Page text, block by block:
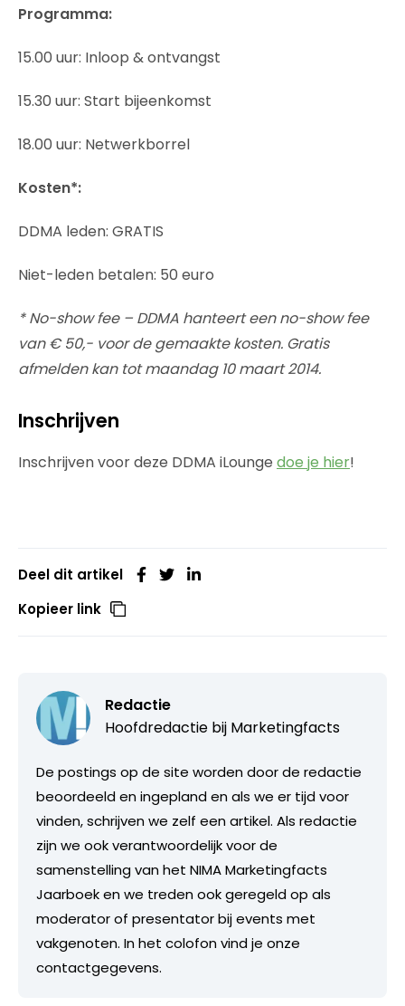
Programma:
15.00 uur: Inloop & ontvangst
15.30 uur: Start bijeenkomst
18.00 uur: Netwerkborrel
Kosten*:
DDMA leden: GRATIS
Niet-leden betalen: 50 euro
* No-show fee – DDMA hanteert een no-show fee
van € 50,- voor de gemaakte kosten. Gratis
afmelden kan tot maandag 10 maart 2014.
Inschrijven
Inschrijven voor deze DDMA iLounge doe je hier!
Deel dit artikel
Kopieer link
Redactie
Hoofdredactie bij Marketingfacts
De postings op de site worden door de redactie
beoordeeld en ingepland en als we er tijd voor
vinden, schrijven we zelf een artikel. Als redactie
zijn we ook verantwoordelijk voor de
samenstelling van het NIMA Marketingfacts
Jaarboek en we treden ook geregeld op als
moderator of presentator bij events met
vakgenoten. In het colofon vind je onze
contactgegevens.